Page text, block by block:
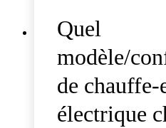
Quel
modèle/
de chauffe-
électrique